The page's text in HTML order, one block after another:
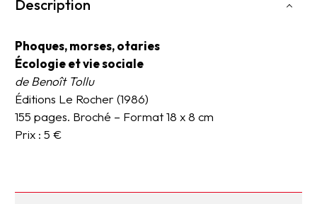
Description
Phoques, morses, otaries
Écologie et vie sociale
de Benoît Tollu
Éditions Le Rocher (1986)
155 pages. Broché – Format 18 x 8 cm
Prix : 5 €